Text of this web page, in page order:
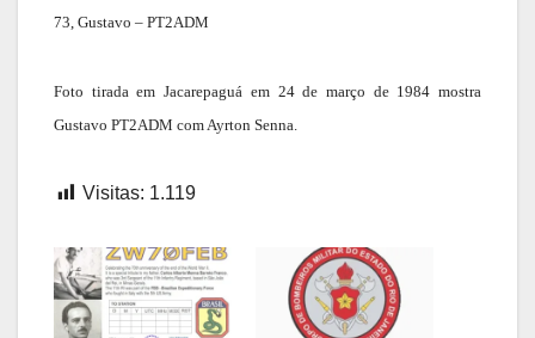
73, Gustavo – PT2ADM
Foto tirada em Jacarepaguá em 24 de março de 1984 mostra
Gustavo PT2ADM com Ayrton Senna.
Visitas: 1.119